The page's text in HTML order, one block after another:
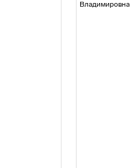
Владимировна